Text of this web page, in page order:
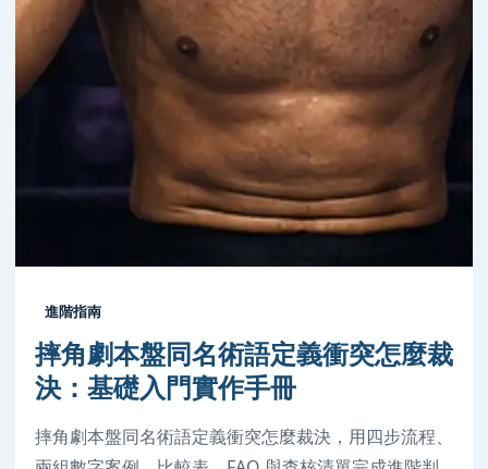
進階指南
摔角劇本盤同名術語定義衝突怎麼裁
決：基礎入門實作手冊
摔角劇本盤同名術語定義衝突怎麼裁決，用四步流程、